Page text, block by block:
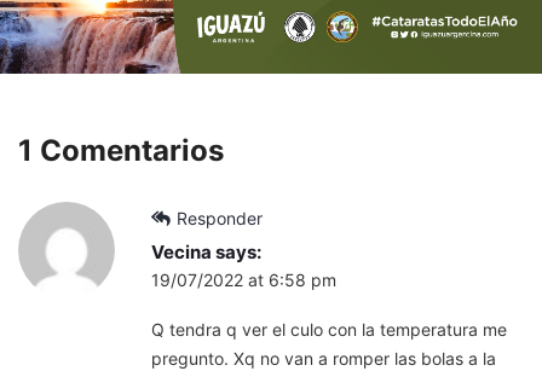
1 Comentarios
Responder
Vecina says:
19/07/2022 at 6:58 pm
Q tendra q ver el culo con la temperatura me
pregunto. Xq no van a romper las bolas a la